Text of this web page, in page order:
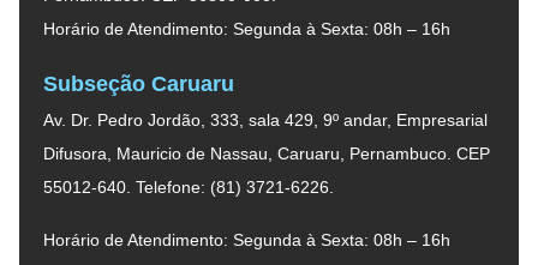
Horário de Atendimento: Segunda à Sexta: 08h – 16h
Subseção Caruaru
Av. Dr. Pedro Jordão, 333, sala 429, 9º andar, Empresarial
Difusora, Mauricio de Nassau, Caruaru, Pernambuco. CEP
55012-640. Telefone: (81) 3721-6226.
Horário de Atendimento: Segunda à Sexta: 08h – 16h